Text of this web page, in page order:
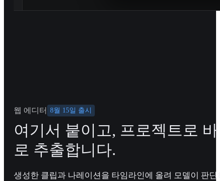
웹 에디터 8월 15일 출시
여기서 붙이고, 프로젝트로 바
로 추출합니다.
생성한 클립과 나레이션을 타임라인에 올려 모델이 판단